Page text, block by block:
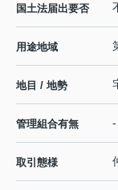
国土法届出要否
用途地域
地目 / 地勢
管理組合有無 -
取引態様